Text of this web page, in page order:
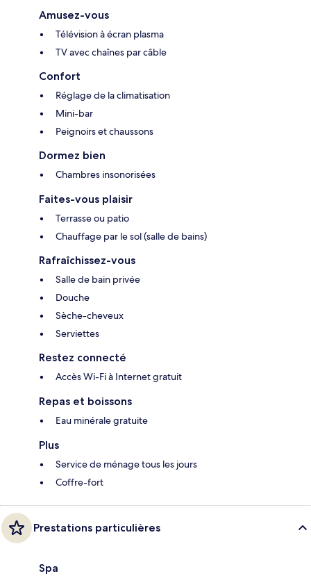
Amusez-vous
Télévision à écran plasma
TV avec chaînes par câble
Confort
Réglage de la climatisation
Mini-bar
Peignoirs et chaussons
Dormez bien
Chambres insonorisées
Faites-vous plaisir
Terrasse ou patio
Chauffage par le sol (salle de bains)
Rafraîchissez-vous
Salle de bain privée
Douche
Sèche-cheveux
Serviettes
Restez connecté
Accès Wi-Fi à Internet gratuit
Repas et boissons
Eau minérale gratuite
Plus
Service de ménage tous les jours
Coffre-fort
Prestations particulières
Spa